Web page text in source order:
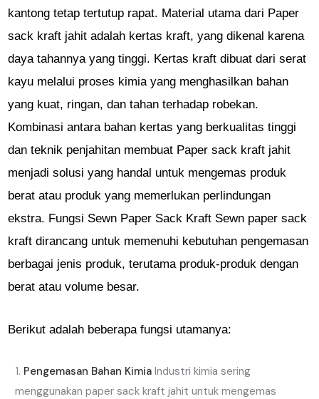
kantong tetap tertutup rapat. Material utama dari Paper
sack kraft jahit adalah kertas kraft, yang dikenal karena
daya tahannya yang tinggi. Kertas kraft dibuat dari serat
kayu melalui proses kimia yang menghasilkan bahan
yang kuat, ringan, dan tahan terhadap robekan.
Kombinasi antara bahan kertas yang berkualitas tinggi
dan teknik penjahitan membuat Paper sack kraft jahit
menjadi solusi yang handal untuk mengemas produk
berat atau produk yang memerlukan perlindungan
ekstra. Fungsi Sewn Paper Sack Kraft Sewn paper sack
kraft dirancang untuk memenuhi kebutuhan pengemasan
berbagai jenis produk, terutama produk-produk dengan
berat atau volume besar.
Berikut adalah beberapa fungsi utamanya:
Pengemasan Bahan Kimia Industri kimia sering
menggunakan paper sack kraft jahit untuk mengemas